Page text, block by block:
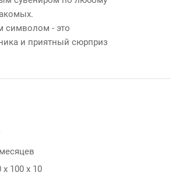
символом - это
и приятный сюрприз
х 100 х 10